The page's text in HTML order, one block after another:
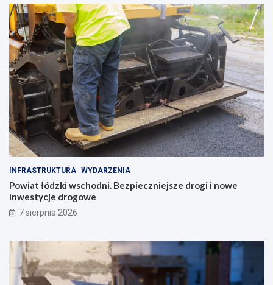
INFRASTRUKTURA WYDARZENIA
Powiat łódzki wschodni. Bezpieczniejsze drogi i nowe
inwestycje drogowe
7 sierpnia 2026